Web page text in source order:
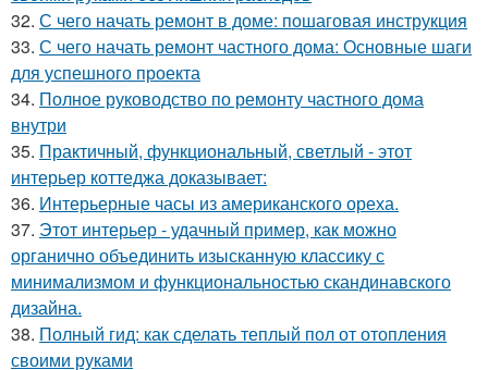
32. С чего начать ремонт в доме: пошаговая инструкция
33. С чего начать ремонт частного дома: Основные шаги
для успешного проекта
34. Полное руководство по ремонту частного дома
внутри
35. Практичный, функциональный, светлый - этот
интерьер коттеджа доказывает:
36. Интерьерные часы из американского ореха.
37. Этот интерьер - удачный пример, как можно
органично объединить изысканную классику с
минимализмом и функциональностью скандинавского
дизайна.
38. Полный гид: как сделать теплый пол от отопления
своими руками